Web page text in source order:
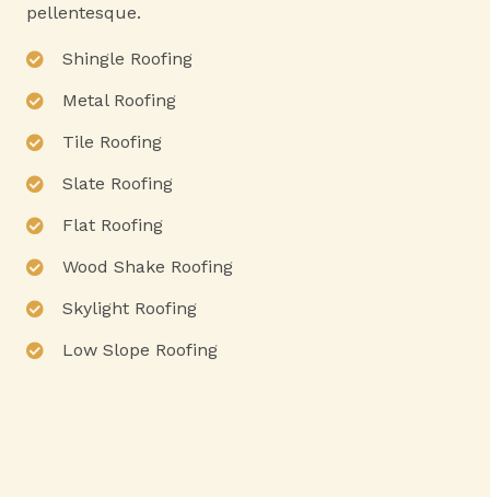
pellentesque.
Shingle Roofing
Metal Roofing
Tile Roofing
Slate Roofing
Flat Roofing
Wood Shake Roofing
Skylight Roofing
Low Slope Roofing